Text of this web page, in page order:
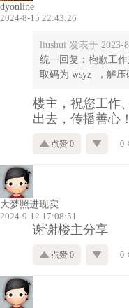
dyonline
2024-8-15 22:43:26
liushui 发表于 2023-
统一回复：抱歉工
取码为 wsyz ，解压
楼主，祝您工作
出去，传播善心！
点赞 0 0
大梦照进现实
2024-9-12 17:08:51
谢谢楼主分享
点赞 0 0